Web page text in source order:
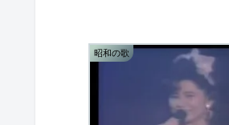
昭和の歌